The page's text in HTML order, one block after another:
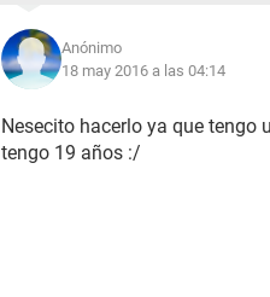
Anónimo
18 may 2016 a las 04:14
Nesecito hacerlo ya que tengo
tengo 19 años :/